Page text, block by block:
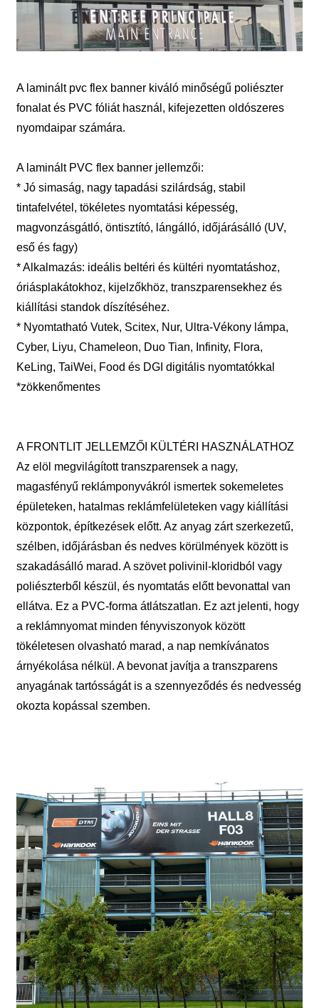
A laminált pvc flex banner kiváló minőségű poliészter
fonalat és PVC fóliát használ, kifejezetten oldószeres
nyomdaipar számára.
A laminált PVC flex banner jellemzői:
* Jó simaság, nagy tapadási szilárdság, stabil
tintafelvétel, tökéletes nyomtatási képesség,
magvonzásgátló, öntisztító, lángálló, időjárásálló (UV,
eső és fagy)
* Alkalmazás: ideális beltéri és kültéri nyomtatáshoz,
óriásplakátokhoz, kijelzőkhöz, transzparensekhez és
kiállítási standok díszítéséhez.
* Nyomtatható Vutek, Scitex, Nur, Ultra-Vékony lámpa,
Cyber, Liyu, Chameleon, Duo Tian, ​​Infinity, Flora,
KeLing, TaiWei, Food és DGI digitális nyomtatókkal
*zökkenőmentes
A FRONTLIT JELLEMZŐI KÜLTÉRI HASZNÁLATHOZ
Az elöl megvilágított transzparensek a nagy,
magasfényű reklámponyvákról ismertek sokemeletes
épületeken, hatalmas reklámfelületeken vagy kiállítási
központok, építkezések előtt. Az anyag zárt szerkezetű,
szélben, időjárásban és nedves körülmények között is
szakadásálló marad. A szövet polivinil-kloridból vagy
poliészterből készül, és nyomtatás előtt bevonattal van
ellátva. Ez a PVC-forma átlátszatlan. Ez azt jelenti, hogy
a reklámnyomat minden fényviszonyok között
tökéletesen olvasható marad, a nap nemkívánatos
árnyékolása nélkül. A bevonat javítja a transzparens
anyagának tartósságát is a szennyeződés és nedvesség
okozta kopással szemben.